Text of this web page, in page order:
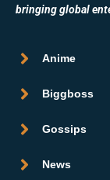
bringing global
Anime
Biggboss
Gossips
News